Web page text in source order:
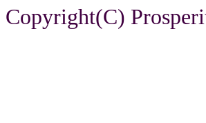
Copyright(C)